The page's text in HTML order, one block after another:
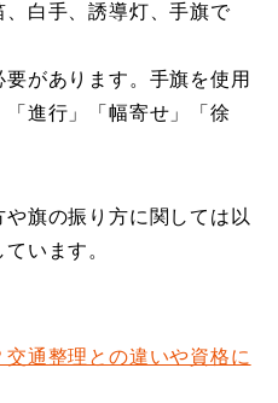
白手、誘導灯、手旗で
があります。手旗を使用
進行」「幅寄せ」「徐
旗の振り方に関しては以
います。
交通整理との違いや資格に